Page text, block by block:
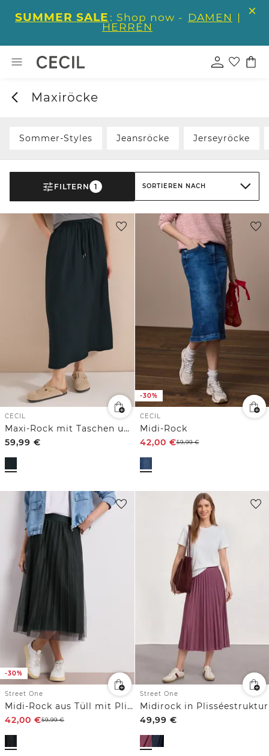
SUMMER SALE : Shop now - DAMEN |
HERREN
Maxiröcke
Sommer-Styles Jeansröcke Jerseyröcke
FILTERN 1 SORTIEREN NACH
CECIL
Maxi-Rock mit Taschen und Struktur
59,99 €
-30%
CECIL
Midi-Rock
42,00 €59,99€
-30%
Street One
Midi-Rock aus Tüll mit Plissée-Struktur
42,00 €59,99€
Street One
Midirock in Plisséestruktur
49,99 €